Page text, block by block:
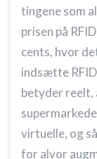
tingene som
prisen på
cents, hvor
indsætte
betyder reelt,
virtuelle, og
for alvor